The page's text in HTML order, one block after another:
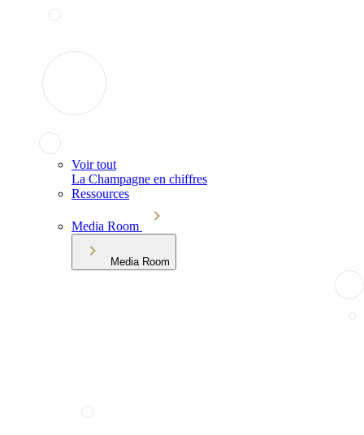
Voir tout
La Champagne en chiffres
Ressources
Media Room
Media Room